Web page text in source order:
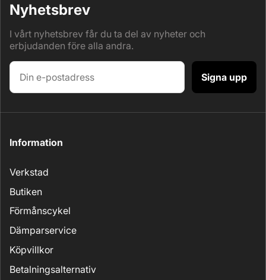
Nyhetsbrev
I vårt nyhetsbrev får du ta del av nyheter och
erbjudanden före alla andra.
Signa upp
Information
Verkstad
Butiken
Förmånscykel
Dämparservice
Köpvillkor
Betalningsalternativ